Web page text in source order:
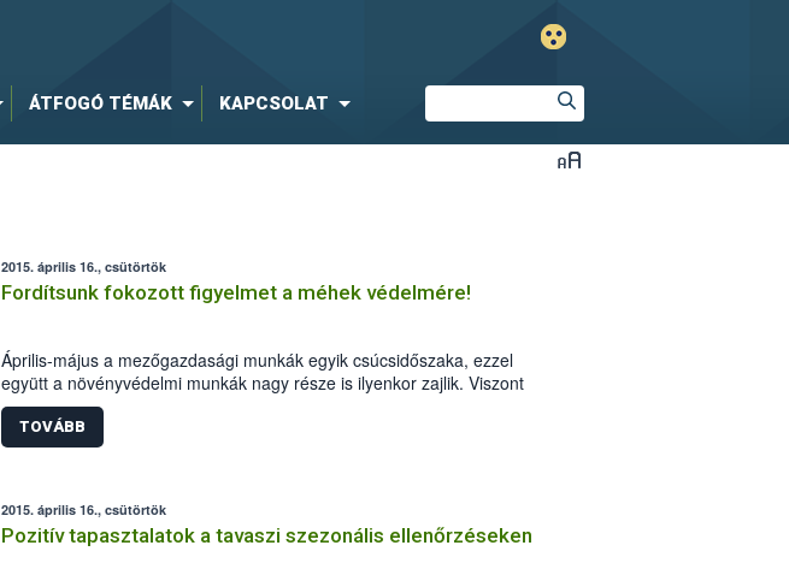
ÁTFOGÓ TÉMÁK KAPCSOLAT
2015. április 16., csütörtök
Fordítsunk fokozott figyelmet a méhek védelmére!
Április-május a mezőgazdasági munkák egyik csúcsidőszaka, ezzel
együtt a növényvédelmi munkák nagy része is ilyenkor zajlik. Viszont
ebben az időszakban virágzik termesztett növényeink jelentős része is.
TOVÁBB
2015. április 16., csütörtök
Pozitív tapasztalatok a tavaszi szezonális ellenőrzéseken